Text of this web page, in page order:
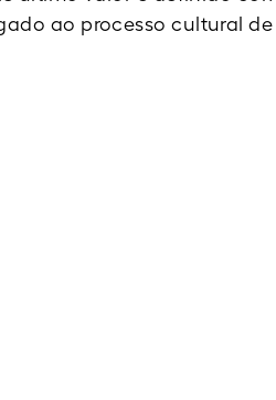
ao processo cultural de